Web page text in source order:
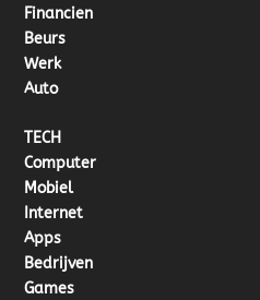
Financien
Beurs
Werk
Auto
TECH
Computer
Mobiel
Internet
Apps
Bedrijven
Games